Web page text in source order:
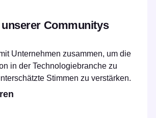
Communitys
Unternehmen zusammen, um die
in der Technologiebranche zu
Stimmen zu verstärken.